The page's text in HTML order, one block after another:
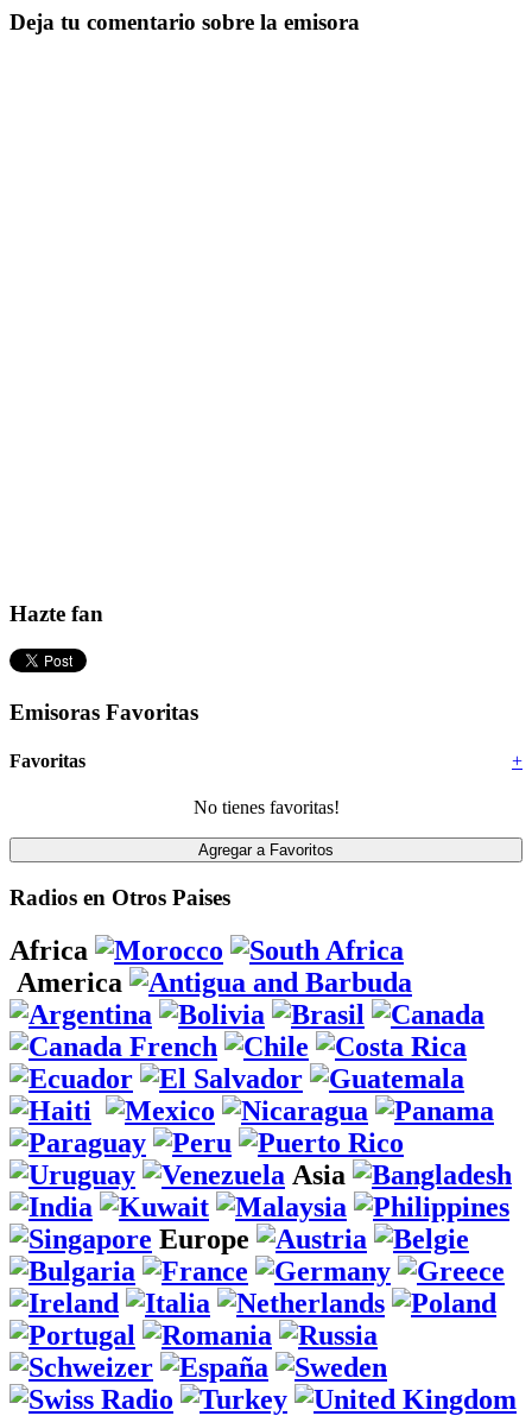
Deja tu comentario sobre la emisora
Hazte fan
Emisoras Favoritas
+
Favoritas
No tienes favoritas!
Radios en Otros Paises
Africa
America
Asia
Europe